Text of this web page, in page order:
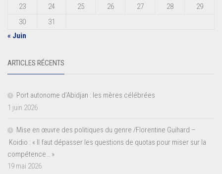
23
24 25 26 27 28
29
30
31
« Juin
ARTICLES RÉCENTS
Port autonome d’Abidjan : les mères célébrées
1 juin 2026
Mise en œuvre des politiques du genre /Florentine Guihard –
Koidio : « Il faut dépasser les questions de quotas pour miser sur la
compétence… »
19 mai 2026